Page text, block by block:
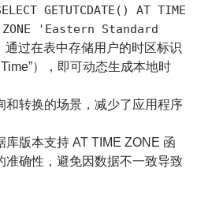
GETUTCDATE() AT TIME
ZONE 'Eastern Standard
通过在表中存储用户的时区标识
Time”），即可动态生成本地时
和转换的场景，减少了应用程序
库版本支持 AT TIME ZONE 函
准确性，避免因数据不一致导致